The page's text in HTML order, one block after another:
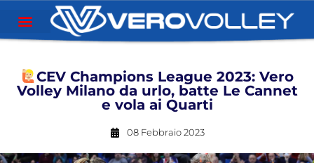
CEV Champions League 2023: Vero
Volley Milano da urlo, batte Le Cannet
e vola ai Quarti
08 Febbraio 2023